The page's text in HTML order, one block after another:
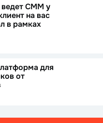
ведет СММ у
на вас
в рамках
для
от